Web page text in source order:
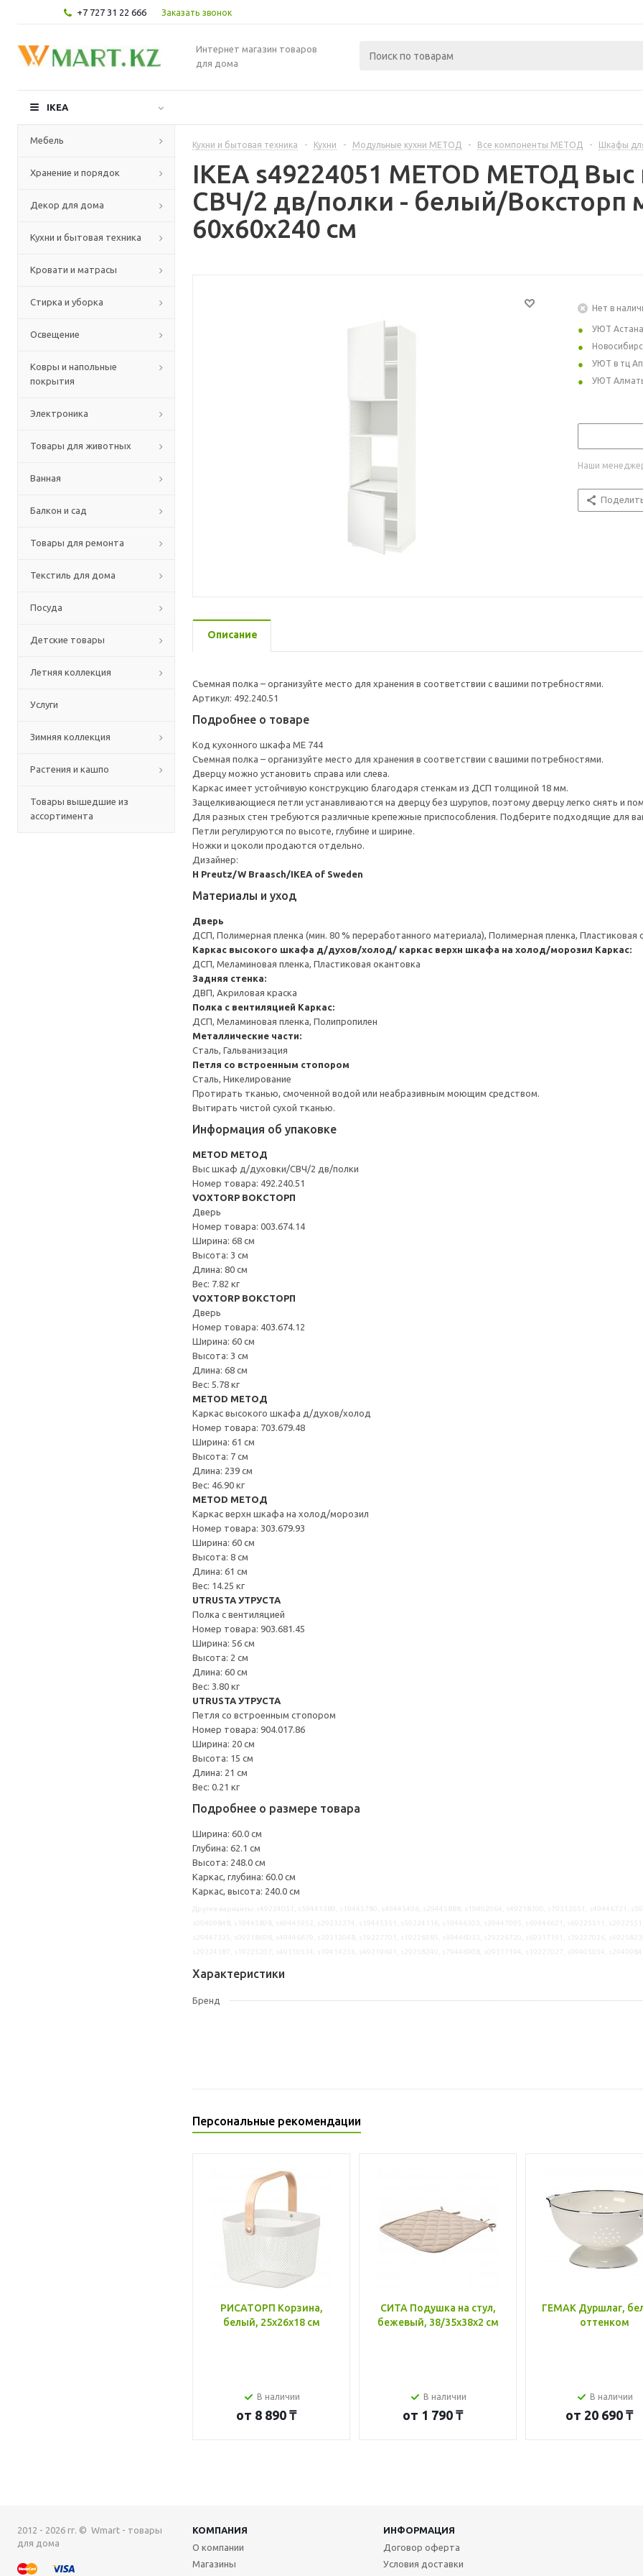
+7 727 31 22 666 Заказать звонок
Интернет магазин товаров
для дома
IKEA
Мебель
Хранение и порядок
Декор для дома
Кухни и бытовая техника
Кровати и матрасы
Стирка и уборка
Освещение
Ковры и напольные
покрытия
Электроника
Товары для животных
Ванная
Балкон и сад
Товары для ремонта
Текстиль для дома
Посуда
Детские товары
Летняя коллекция
Услуги
Зимняя коллекция
Растения и кашпо
Товары вышедшие из
ассортимента
Кухни и бытовая техника - Кухни - Модульные кухни МЕТОД - Все компоненты МЕТОД - Шкафы
IKEA s49224051 METOD МЕТОД
СВЧ/2 дв/полки - белый/Воксторп
60x60x240 см
Нет в
УЮТ Астана
УЮТ в тц
УЮТ
Наши
Описание
Съемная полка – организуйте место для хранения в соответствии с вашими потребностями.
Артикул: 492.240.51
Подробнее о товаре
Код кухонного шкафа ME 744
Съемная полка – организуйте место для хранения в соответствии с вашими потребностями.
Дверцу можно установить справа или слева.
Каркас имеет устойчивую конструкцию благодаря стенкам из ДСП толщиной 18 мм.
Защелкивающиеся петли устанавливаются на дверцу без шурупов, поэтому дверцу легко снять и
Для разных стен требуются различные крепежные приспособления. Подберите подходящие для
Петли регулируются по высоте, глубине и ширине.
Ножки и цоколи продаются отдельно.
Дизайнер:
H Preutz/W Braasch/IKEA of Sweden
Материалы и уход
Дверь
ДСП, Полимерная пленка (мин. 80 % переработанного материала), Полимерная пленка, Пластиковая
Каркас высокого шкафа д/духов/холод/ каркас верхн шкафа на холод/морозил Каркас:
ДСП, Меламиновая пленка, Пластиковая окантовка
Задняя стенка:
ДВП, Акриловая краска
Полка с вентиляцией Каркас:
ДСП, Меламиновая пленка, Полипропилен
Металлические части:
Сталь, Гальванизация
Петля со встроенным стопором
Сталь, Никелирование
Протирать тканью, смоченной водой или неабразивным моющим средством.
Вытирать чистой сухой тканью.
Информация об упаковке
METOD МЕТОД
Выс шкаф д/духовки/СВЧ/2 дв/полки
Номер товара: 492.240.51
VOXTORP ВОКСТОРП
Дверь
Номер товара: 003.674.14
Ширина: 68 см
Высота: 3 см
Длина: 80 см
Вес: 7.82 кг
VOXTORP ВОКСТОРП
Дверь
Номер товара: 403.674.12
Ширина: 60 см
Высота: 3 см
Длина: 68 см
Вес: 5.78 кг
METOD МЕТОД
Каркас высокого шкафа д/духов/холод
Номер товара: 703.679.48
Ширина: 61 см
Высота: 7 см
Длина: 239 см
Вес: 46.90 кг
METOD МЕТОД
Каркас верхн шкафа на холод/морозил
Номер товара: 303.679.93
Ширина: 60 см
Высота: 8 см
Длина: 61 см
Вес: 14.25 кг
UTRUSTA УТРУСТА
Полка с вентиляцией
Номер товара: 903.681.45
Ширина: 56 см
Высота: 2 см
Длина: 60 см
Вес: 3.80 кг
UTRUSTA УТРУСТА
Петля со встроенным стопором
Номер товара: 904.017.86
Ширина: 20 см
Высота: 15 см
Длина: 21 см
Вес: 0.21 кг
Подробнее о размере товара
Ширина: 60.0 см
Глубина: 62.1 см
Высота: 248.0 см
Каркас, глубина: 60.0 см
Каркас, высота: 240.0 см
Характеристики
Бренд
Персональные рекомендации
РИСАТОРП Корзина,
белый, 25x26x18 см
В наличии
от 8 890 ₸
СИТА Подушка на стул,
бежевый, 38/35x38x2 см
В наличии
от 1 790 ₸
ГЕМАК Дуршлаг,
оттенком
В наличии
от 20 690 ₸
2012 - 2026 гг. © Wmart - товары
для дома
КОМПАНИЯ
ИНФОРМАЦИЯ
О компании
Магазины
Договор оферта
Условия доставки